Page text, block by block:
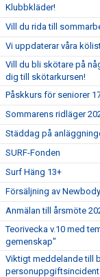
Klubbkläder!
Vill du rida till
Vi uppdaterar våra
Vill du bli skötare på
dig till skötarkursen!
Påskkurs för seniorer
Sommarens ridläger
Städdag på
SURF-Fonden
Surf Häng 13+
Försäljning av Newbody
Anmälan till årsmöte
Teorivecka v.10 med
gemenskap"
Viktigt meddelande till
personuppgiftsincident